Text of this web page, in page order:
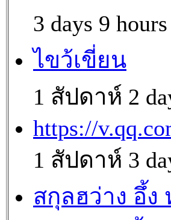
3 days 9
ไขว้เขี่ยน
1 สัปดาห์ 2
https://
1 สัปดาห์ 3
สกุลฮว่าง อึ้ง